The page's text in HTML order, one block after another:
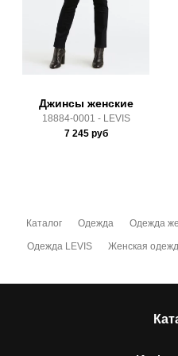
Здесь вы можете более
условиями оплаты
Джинсы женские
18884-0001 - LEVIS
7 245руб
Каталог Одежда Одежда
Одежда LEVIS Женская